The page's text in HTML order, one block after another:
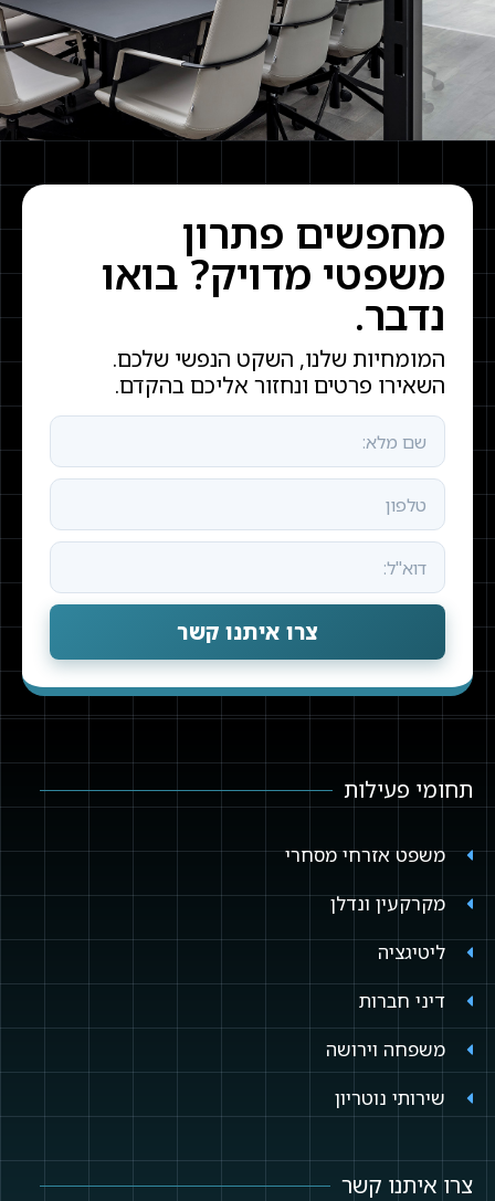
מחפשים פתרון
משפטי מדויק? בואו
נדבר.
המומחיות שלנו, השקט הנפשי שלכם.
השאירו פרטים ונחזור אליכם בהקדם.
צרו איתנו קשר
תחומי פעילות
משפט אזרחי מסחרי
מקרקעין ונדלן
ליטיגציה
דיני חברות
משפחה וירושה
שירותי נוטריון
צרו איתנו קשר